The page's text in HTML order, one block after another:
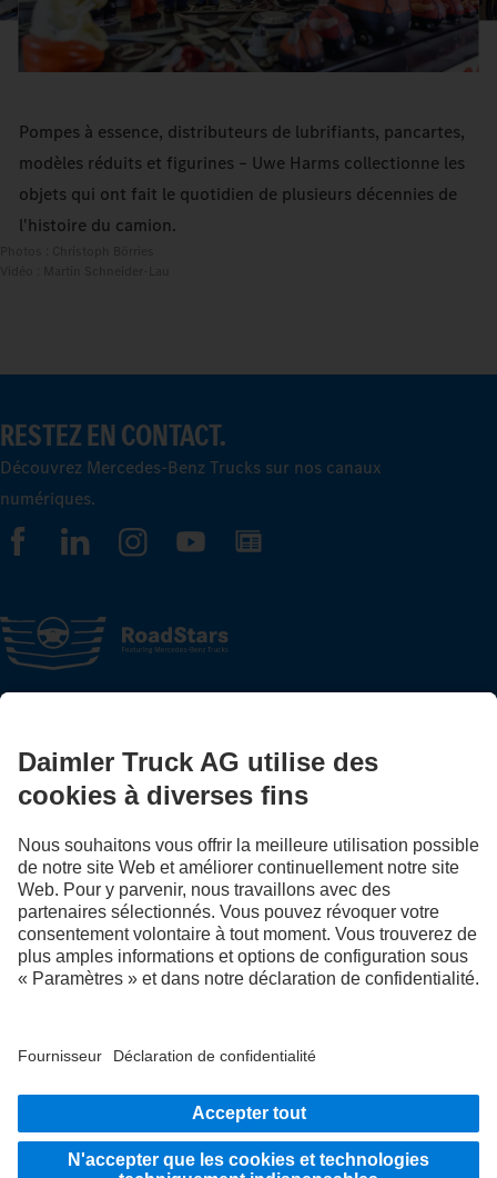
Pompes à essence, distributeurs de lubrifiants, pancartes,
modèles réduits et figurines – Uwe Harms collectionne les
objets qui ont fait le quotidien de plusieurs décennies de
l'histoire du camion.
RESTEZ EN CONTACT.
Découvrez Mercedes-Benz Trucks sur nos canaux
numériques.
FOLLOW THE ROADSTARS.
et routières.
Montez à bord
LANGUAGE
FR
Mentions légales